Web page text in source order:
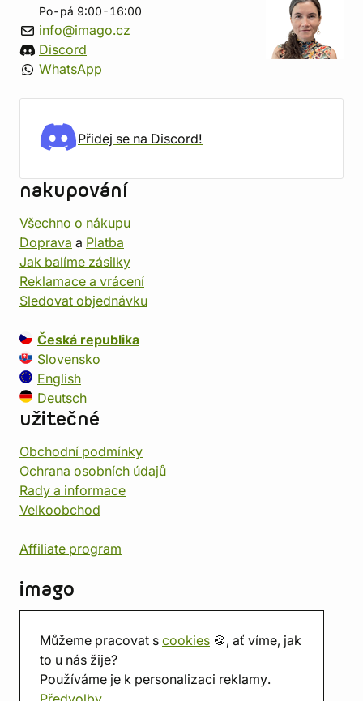
Můžeme pracovat s cookies 🍪, ať víme, jak
to u nás žije?
Používáme je k personalizaci reklamy.
Po-pá 9:00-16:00
info@imago.cz
Discord
WhatsApp
Přidej se na Discord!
nakupování
Všechno o nákupu
Doprava a Platba
Jak balíme zásilky
Reklamace a vrácení
Sledovat objednávku
Česká republika
Slovensko
English
Deutsch
užitečné
Obchodní podmínky
Ochrana osobních údajů
Rady a informace
Velkoobchod
Affiliate program
imago
Prodejna
Herna
O nás